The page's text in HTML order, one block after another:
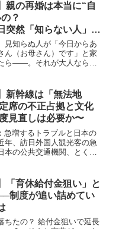
親の再婚は本当に“自
？
然「知らない人」と
出すことも出ていくこ
い未成年の現実
見知らぬ人が「今日からあ
ん（お母さん）です」と家
ら——。それが大人なら、
反対する権利もないまま、
同居生活が始...
新幹線は「無法地
席の不正占拠と文化
見直しは必要か〜
急増するトラブルと日本の
年、訪日外国人観光客の急
本の公共交通機関、とくに
通省のデータ、現場の報告
に以下...
「育休給付金狙い」と
制度が追い詰めてい
ちたの？ 給付金狙いで延長